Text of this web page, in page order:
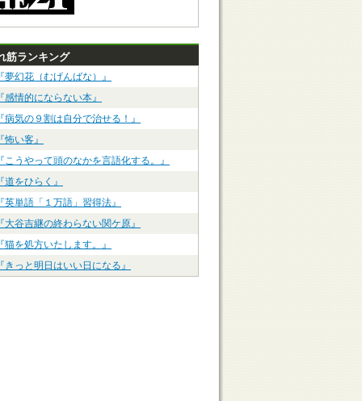
筋ランキング
夢幻花（むげんばな）』
感情的にならない本』
病気の９割は自分で治せる！』
怖い客』
こうやって頭のなかを言語化する。』
道をひらく』
英単語「１万語」習得法』
大谷吉継の終わらない関ケ原』
猫を処方いたします。』
きっと明日はいい日になる』